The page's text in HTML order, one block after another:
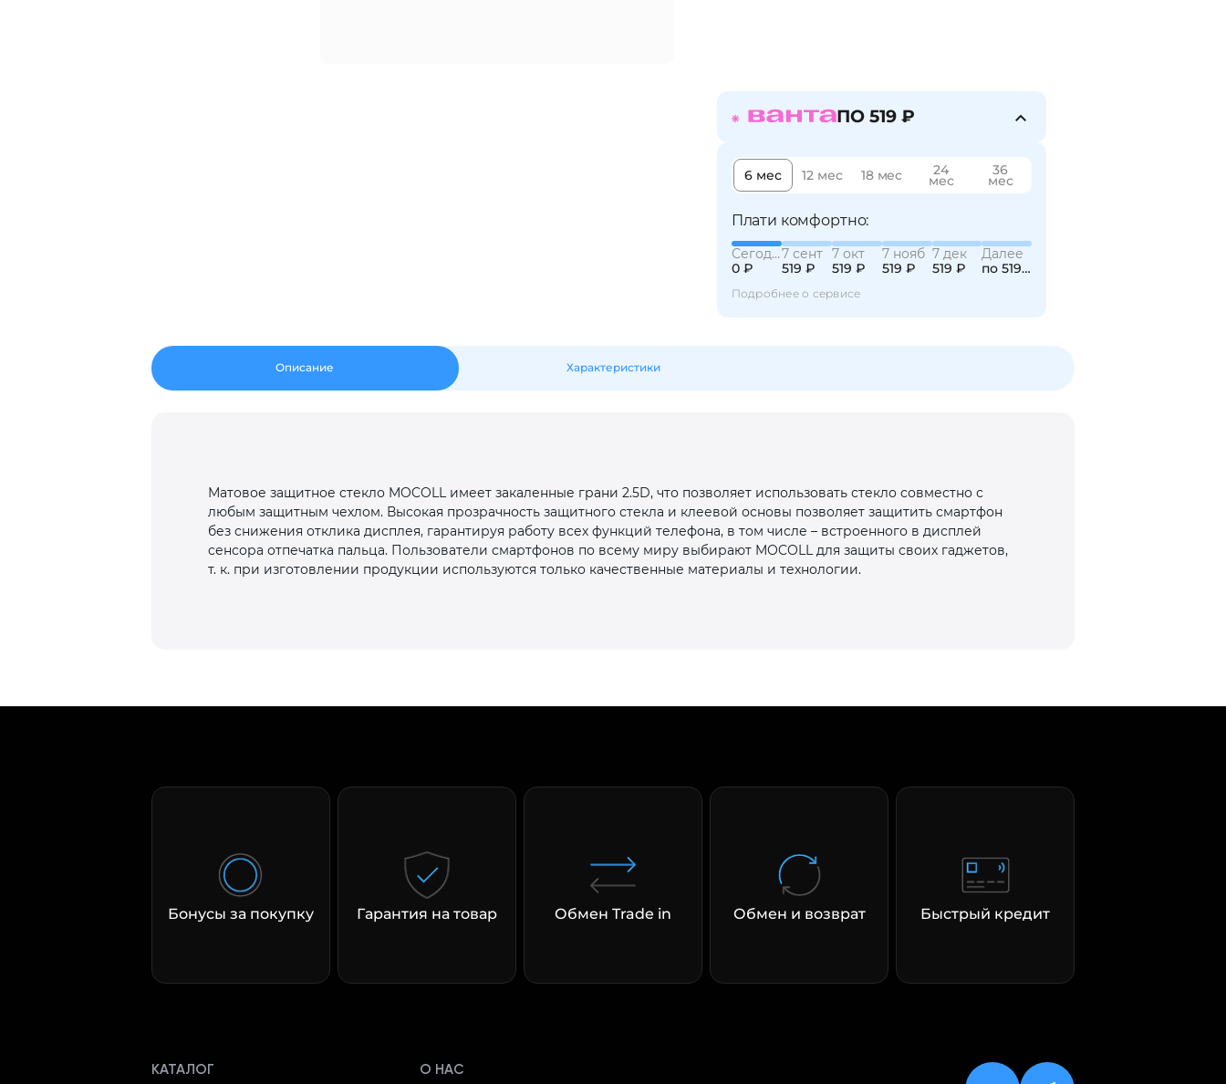
ПО 519 ₽
6 мес 12 мес 18 мес 24
мес
36
мес
Плати комфортно:
Сегодня
0 ₽
7 сент
519 ₽
7 окт
519 ₽
7 нояб
519 ₽
7 дек
519 ₽
Далее
по 519 ₽
Подробнее о сервисе
Описание Характеристики
Матовое защитное стекло MOCOLL имеет закаленные грани 2.5D, что позволяет использовать стекло совместно с
любым защитным чехлом. Высокая прозрачность защитного стекла и клеевой основы позволяет защитить смартфон
без снижения отклика дисплея, гарантируя работу всех функций телефона, в том числе – встроенного в дисплей
сенсора отпечатка пальца. Пользователи смартфонов по всему миру выбирают MOCOLL для защиты своих гаджетов,
т. к. при изготовлении продукции используются только качественные материалы и технологии.
Бонусы за покупку Гарантия на товар Обмен Trade in Обмен и возврат Быстрый кредит
КАТАЛОГ О НАС
Подробнее
25
раз в 2
недели
раз в 2 недели
Остались вопросы?
8 800 302-02-51